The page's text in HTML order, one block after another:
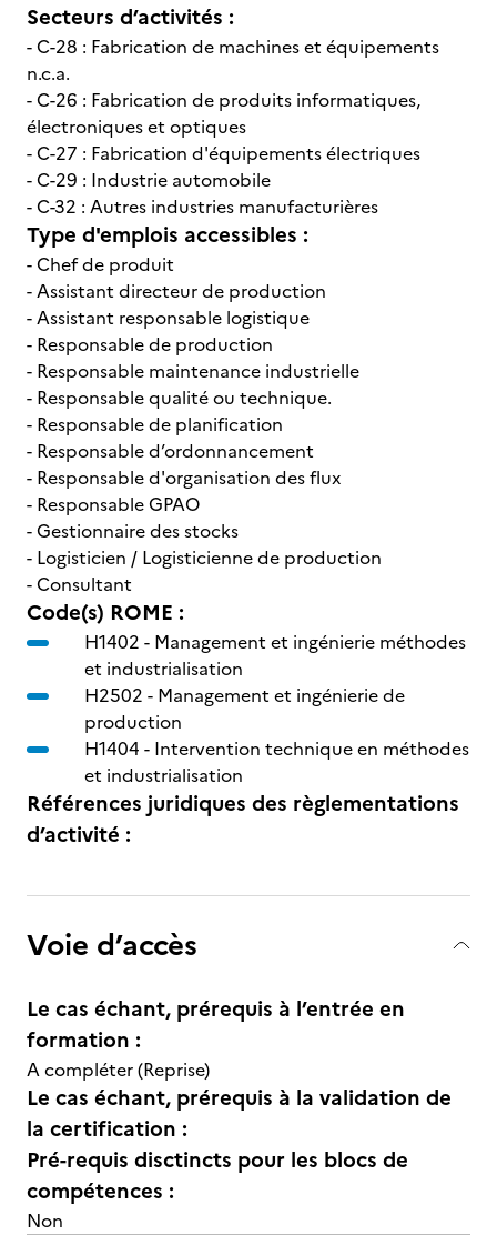
Secteurs d’activités :
- C-28 : Fabrication de machines et équipements
n.c.a.
- C-26 : Fabrication de produits informatiques,
électroniques et optiques
- C-27 : Fabrication d'équipements électriques
- C-29 : Industrie automobile
- C-32 : Autres industries manufacturières
Type d'emplois accessibles :
- Chef de produit
- Assistant directeur de production
- Assistant responsable logistique
- Responsable de production
- Responsable maintenance industrielle
- Responsable qualité ou technique.
- Responsable de planification
- Responsable d’ordonnancement
- Responsable d'organisation des flux
- Responsable GPAO
- Gestionnaire des stocks
- Logisticien / Logisticienne de production
- Consultant
Code(s) ROME :
H1402 - Management et ingénierie méthodes
et industrialisation
H2502 - Management et ingénierie de
production
H1404 - Intervention technique en méthodes
et industrialisation
Références juridiques des règlementations
d’activité :
Voie d’accès
Le cas échant, prérequis à l’entrée en
formation :
A compléter (Reprise)
Le cas échant, prérequis à la validation de
la certification :
Pré-requis disctincts pour les blocs de
compétences :
Non